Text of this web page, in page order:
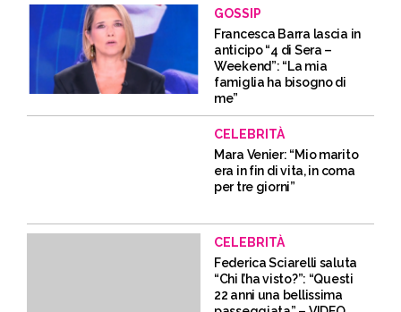
GOSSIP
Francesca Barra lascia in
anticipo “4 di Sera –
Weekend”: “La mia
famiglia ha bisogno di
me”
CELEBRITÀ
Mara Venier: “Mio marito
era in fin di vita, in coma
per tre giorni”
CELEBRITÀ
Federica Sciarelli saluta
“Chi l’ha visto?”: “Questi
22 anni una bellissima